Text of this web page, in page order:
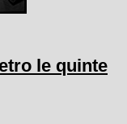
le quinte